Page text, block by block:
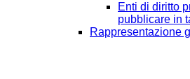
Enti di diritto
pubblicare in
Rappresentazione